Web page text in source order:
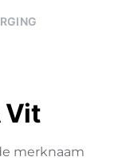
Vit
merknaam